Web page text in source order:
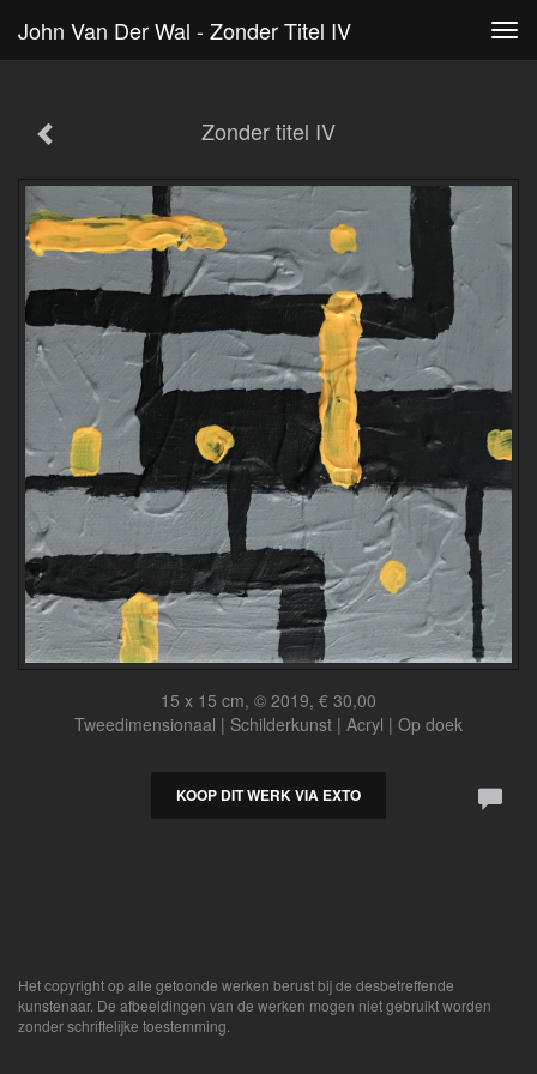
John Van Der Wal - Zonder Titel IV
Zonder titel IV
15 x 15 cm, © 2019, € 30,00
Tweedimensionaal | Schilderkunst | Acryl | Op doek
KOOP DIT WERK VIA EXTO
Het copyright op alle getoonde werken berust bij de desbetreffende
kunstenaar. De afbeeldingen van de werken mogen niet gebruikt worden
zonder schriftelijke toestemming.